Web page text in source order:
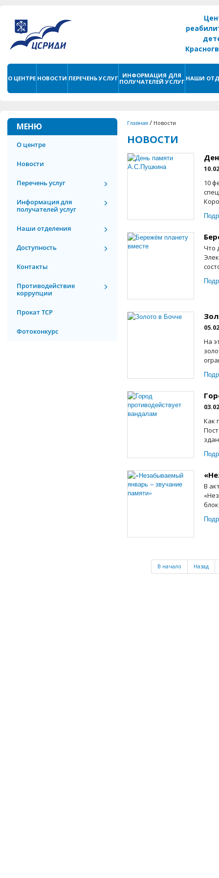
О ЦЕНТРЕ НОВОСТИ ПЕРЕЧЕНЬ УСЛУГ
ИНФОРМАЦИЯ ДЛЯ
ПОЛУЧАТЕЛЕЙ УСЛУГ НАШИ
МЕНЮ
О центре
Новости
Перечень услуг
Информация для
получателей услуг
Наши отделения
Доступность
Контакты
Противодействие
коррупции
Прокат ТСР
Фотоконкурс
Главная / Новости
НОВОСТИ
10
Что
На
Как
В
В начало Назад